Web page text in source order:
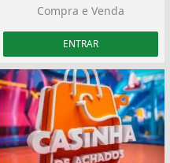
Compra e Venda
ENTRAR